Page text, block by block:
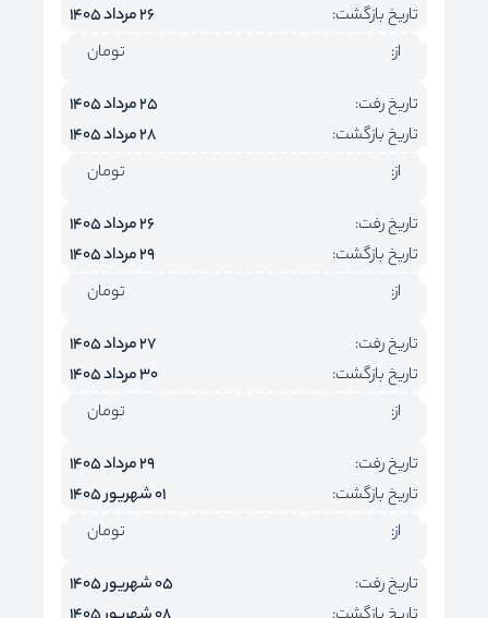
تاریخ بازگشت:
26 مرداد 1405
از:
تومان
تاریخ رفت:
25 مرداد 1405
تاریخ بازگشت:
28 مرداد 1405
از:
تومان
تاریخ رفت:
26 مرداد 1405
تاریخ بازگشت:
29 مرداد 1405
از:
تومان
تاریخ رفت:
27 مرداد 1405
تاریخ بازگشت:
30 مرداد 1405
از:
تومان
تاریخ رفت:
29 مرداد 1405
تاریخ بازگشت:
01 شهریور 1405
از:
تومان
تاریخ رفت:
05 شهریور 1405